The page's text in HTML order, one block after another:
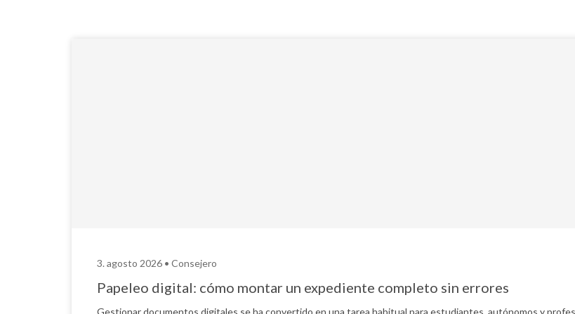
3. agosto 2026 • Consejero
Papeleo digital: cómo montar un expediente completo sin errores
Gestionar documentos digitales se ha convertido en una tarea habitual para estudiantes, autónomos y